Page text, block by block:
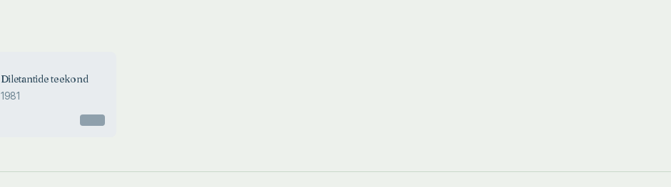
Diletantide teekond
1981